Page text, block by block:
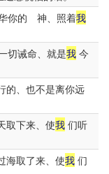
你的 神、照着我
切诫命、就是我 今
的、也不是离你远
取下来、使我 们听
海取了来、使我 们